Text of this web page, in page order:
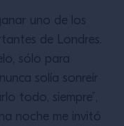
uno de los
de Londres.
sólo para
solía sonreír
todo, siempre”,
noche me invitó